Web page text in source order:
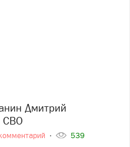
СВО
539